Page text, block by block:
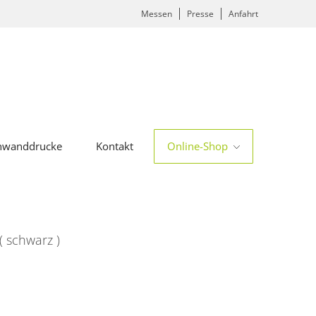
Anfahrt
Presse
Messen
Kontakt Online-Shop
schwarz )